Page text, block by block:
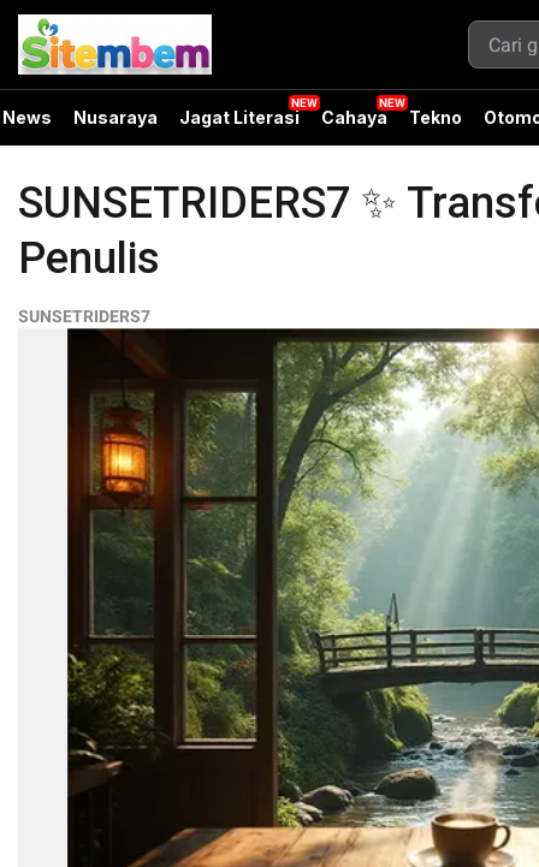
News Nusaraya Jagat Literasi Cahaya Tekno
SUNSETRIDERS7 ✨
Penulis
SUNSETRIDERS7